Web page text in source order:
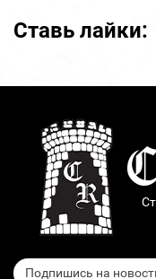
Ставь лайки: